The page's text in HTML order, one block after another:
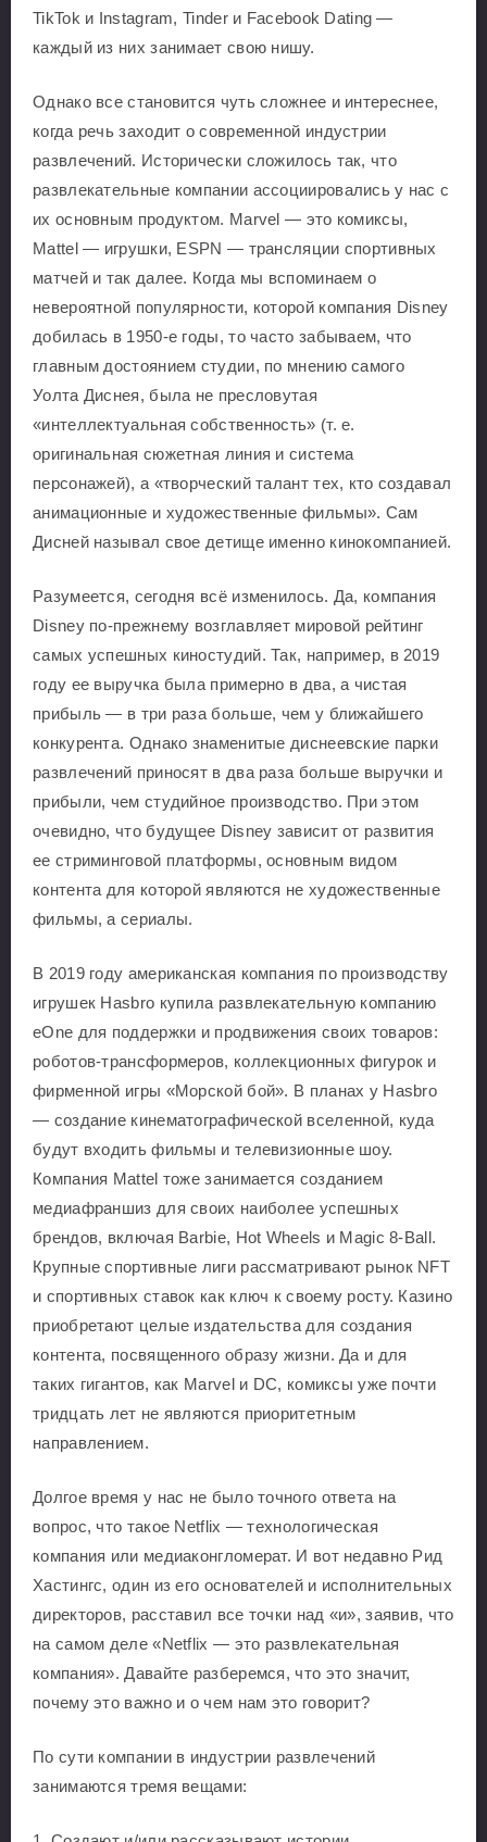
TikTok и Instagram, Tinder и Facebook Dating —
каждый из них занимает свою нишу.
Однако все становится чуть сложнее и интереснее,
когда речь заходит о современной индустрии
развлечений. Исторически сложилось так, что
развлекательные компании ассоциировались у нас с
их основным продуктом. Marvel — это комиксы,
Mattel — игрушки, ESPN — трансляции спортивных
матчей и так далее. Когда мы вспоминаем о
невероятной популярности, которой компания Disney
добилась в 1950-е годы, то часто забываем, что
главным достоянием студии, по мнению самого
Уолта Диснея, была не пресловутая
«интеллектуальная собственность» (т. е.
оригинальная сюжетная линия и система
персонажей), а «творческий талант тех, кто создавал
анимационные и художественные фильмы». Сам
Дисней называл свое детище именно кинокомпанией.
Разумеется, сегодня всё изменилось. Да, компания
Disney по-прежнему возглавляет мировой рейтинг
самых успешных киностудий. Так, например, в 2019
году ее выручка была примерно в два, а чистая
прибыль — в три раза больше, чем у ближайшего
конкурента. Однако знаменитые диснеевские парки
развлечений приносят в два раза больше выручки и
прибыли, чем студийное производство. При этом
очевидно, что будущее Disney зависит от развития
ее стриминговой платформы, основным видом
контента для которой являются не художественные
фильмы, а сериалы.
В 2019 году американская компания по производству
игрушек Hasbro купила развлекательную компанию
eOne для поддержки и продвижения своих товаров:
роботов-трансформеров, коллекционных фигурок и
фирменной игры «Морской бой». В планах у Hasbro
— создание кинематографической вселенной, куда
будут входить фильмы и телевизионные шоу.
Компания Mattel тоже занимается созданием
медиафраншиз для своих наиболее успешных
брендов, включая Barbie, Hot Wheels и Magic 8-Ball.
Крупные спортивные лиги рассматривают рынок NFT
и спортивных ставок как ключ к своему росту. Казино
приобретают целые издательства для создания
контента, посвященного образу жизни. Да и для
таких гигантов, как Marvel и DC, комиксы уже почти
тридцать лет не являются приоритетным
направлением.
Долгое время у нас не было точного ответа на
вопрос, что такое Netflix — технологическая
компания или медиаконгломерат. И вот недавно Рид
Хастингс, один из его основателей и исполнительных
директоров, расставил все точки над «и», заявив, что
на самом деле «Netflix — это развлекательная
компания». Давайте разберемся, что это значит,
почему это важно и о чем нам это говорит?
По сути компании в индустрии развлечений
занимаются тремя вещами: